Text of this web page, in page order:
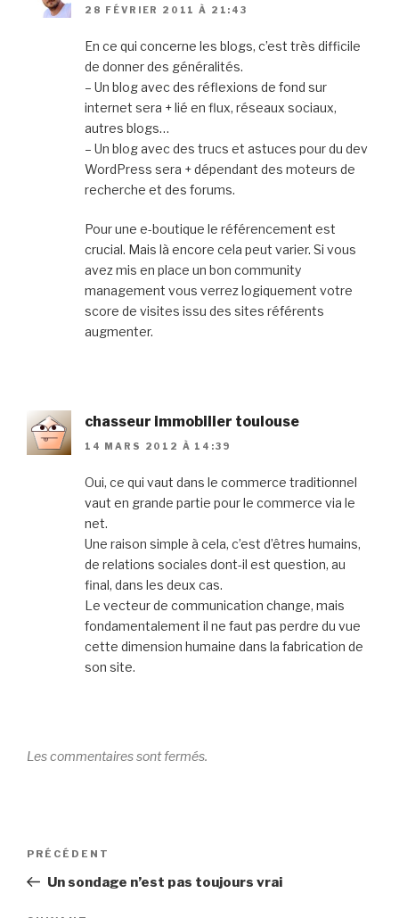
28 FÉVRIER 2011 À 21:43
En ce qui concerne les blogs, c’est très difficile
de donner des généralités.
– Un blog avec des réflexions de fond sur
internet sera + lié en flux, réseaux sociaux,
autres blogs…
– Un blog avec des trucs et astuces pour du dev
WordPress sera + dépendant des moteurs de
recherche et des forums.
Pour une e-boutique le référencement est
crucial. Mais là encore cela peut varier. Si vous
avez mis en place un bon community
management vous verrez logiquement votre
score de visites issu des sites référents
augmenter.
chasseur immobilier toulouse
14 MARS 2012 À 14:39
Oui, ce qui vaut dans le commerce traditionnel
vaut en grande partie pour le commerce via le
net.
Une raison simple à cela, c’est d’êtres humains,
de relations sociales dont-il est question, au
final, dans les deux cas.
Le vecteur de communication change, mais
fondamentalement il ne faut pas perdre du vue
cette dimension humaine dans la fabrication de
son site.
Les commentaires sont fermés.
Navigation
l’article
Article
précédent
PRÉCÉDENT
Un sondage n’est pas toujours vrai